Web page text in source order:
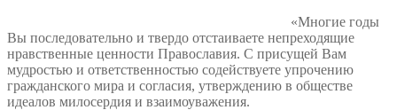
«Многие годы
Вы последовательно и твердо отстаиваете непреходящие
нравственные ценности Православия. С присущей Вам
мудростью и ответственностью содействуете упрочению
гражданского мира и согласия, утверждению в обществе
идеалов милосердия и взаимоуважения.